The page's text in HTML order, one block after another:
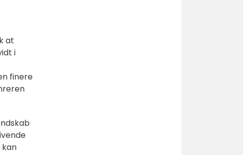
at
i
finere